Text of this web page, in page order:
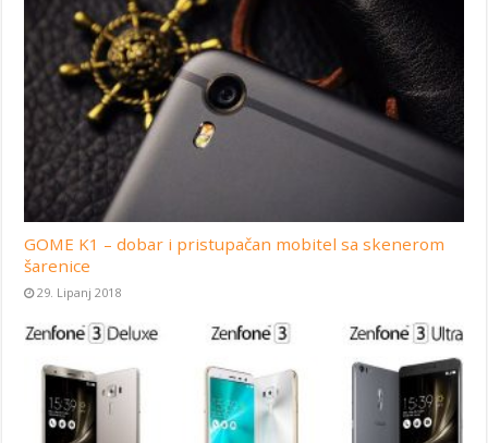
GOME K1 – dobar i pristupačan mobitel sa skenerom
šarenice
29. Lipanj 2018